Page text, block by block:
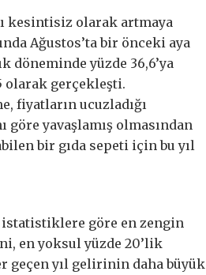
kesintisiz olarak artmaya
Ağustos’ta bir önceki aya
döneminde yüzde 36,6’ya
olarak gerçekleşti.
fiyatların ucuzladığı
göre yavaşlamış olmasından
bir gıda sepeti için bu yıl
istatistiklere göre en zengin
en yoksul yüzde 20’lik
geçen yıl gelirinin daha büyük